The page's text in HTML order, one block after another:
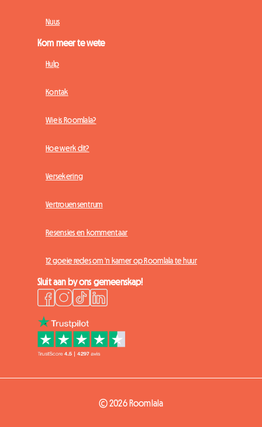
Nuus
Kom meer te wete
Hulp
Kontak
Wie is Roomlala?
Hoe werk dit?
Versekering
Vertrouensentrum
Resensies en kommentaar
12 goeie redes om 'n kamer op Roomlala te huur
Sluit aan by ons gemeenskap!
© 2026 Roomlala